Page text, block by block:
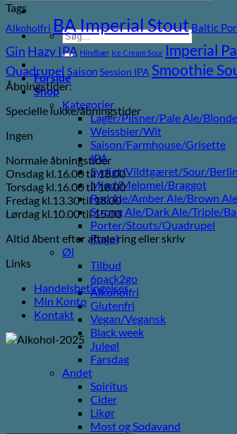
Søg
efter:
Forside
Shop
Kategorier
Lager/Pilsner/Pale Ale/
Weissbier/Wit
Saison/Farmhouse/Grisette
IPA
Syrligt/Vildtgæret/Sour/
Mjød/Melomel/Braggot
Red Ale/Amber Ale/Brown
Strong Ale/Dark Ale/Triple/
Porter/Stouts/Quadrupel
Røgøl
Øl
Tilbud
6pack2go
Alkoholfri
Glutenfri
Vegan/Vegansk
Black week
Juleøl
Farsdag
Andet
Spiritus
Cider
Likør
Most og Sodavand
Tags
Alkoholfri BA Imperial StoutBaltic
Gin Hazy IPA Hindbær Ice Cream Sour Imperial
Quadrupel SaisonSession IPA Smoothie
Åbningstider:
Specielle lukke/åbningstider
Ingen
Normale åbningstider
Onsdag kl.16.00 til 18.00
Torsdag kl.16.00 til 18.00
Fredag kl.13.30 til 18.00
Lørdag kl.10.00 til 15.00
Altid åbent efter aftale ring eller skriv
Links
Handelsbetingelser
Min Konto
Kontakt